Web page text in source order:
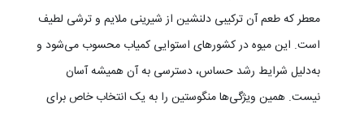
معطر که طعم آن ترکیبی دلنشین از شیرینی ملایم و ترشی لطیف
است. این میوه در کشورهای استوایی کمیاب محسوب می‌شود و
به‌دلیل شرایط رشد حساس، دسترسی به آن همیشه آسان
نیست. همین ویژگی‌ها منگوستین را به یک انتخاب خاص برای